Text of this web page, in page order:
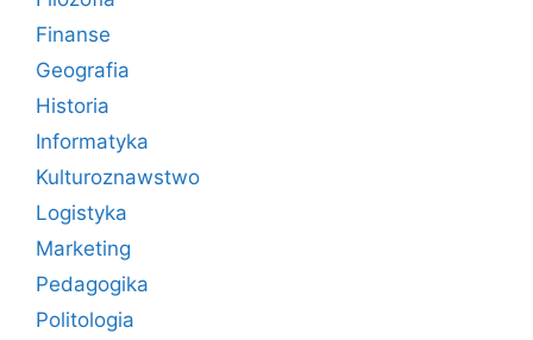
Finanse
Geografia
Historia
Informatyka
Kulturoznawstwo
Logistyka
Marketing
Pedagogika
Politologia